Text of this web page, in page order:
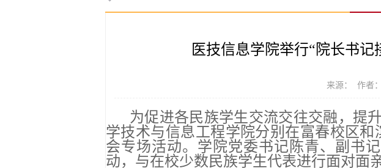
医技信息学院举行“院长书
来源： 作者
为促进各民族学生交流交往交融，提
学技术与信息工程学院分别在富春校区
会专场活动。学院党委书记陈青、副书
动，与在校少数民族学生代表进行面对面